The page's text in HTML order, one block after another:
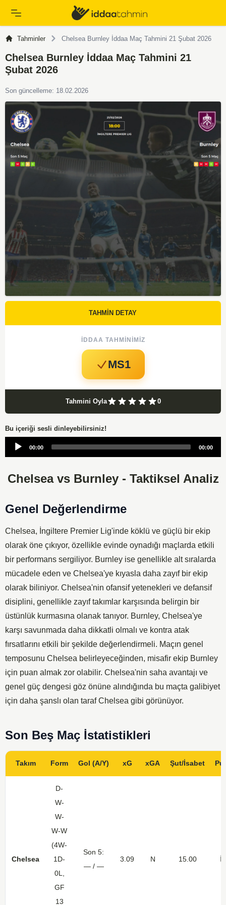
Tahminler Chelsea Burnley İddaa Maç Tahmini 21 Şubat 2026
Chelsea Burnley İddaa Maç Tahmini 21
Şubat 2026
Son güncelleme: 18.02.2026
TAHMİN DETAY
İDDAA TAHMINIMIZ
MS1
Tahmini Oyla 0
Bu içeriği sesli dinleyebilirsiniz!
Audio
00:00 00:00
Chelsea vs Burnley - Taktiksel Analiz
Genel Değerlendirme
Chelsea, İngiltere Premier Lig'inde köklü ve güçlü bir ekip
olarak öne çıkıyor, özellikle evinde oynadığı maçlarda etkili
bir performans sergiliyor. Burnley ise genellikle alt sıralarda
mücadele eden ve Chelsea'ye kıyasla daha zayıf bir ekip
olarak biliniyor. Chelsea'nin ofansif yetenekleri ve defansif
disiplini, genellikle zayıf takımlar karşısında belirgin bir
üstünlük kurmasına olanak tanıyor. Burnley, Chelsea'ye
karşı savunmada daha dikkatli olmalı ve kontra atak
fırsatlarını etkili bir şekilde değerlendirmeli. Maçın genel
temposunu Chelsea belirleyeceğinden, misafir ekip Burnley
için puan almak zor olabilir. Chelsea'nin saha avantajı ve
genel güç dengesi göz önüne alındığında bu maçta galibiyet
için daha şanslı olan taraf Chelsea gibi görünüyor.
Son Beş Maç İstatistikleri
Takım Form Gol (A/Y) xG xGA Şut/İsabet
Chelsea
D-
W-
W-
W-W
(4W-
1D-
0L,
GF
13
Son 5:
— / —
3.09 N 15.00